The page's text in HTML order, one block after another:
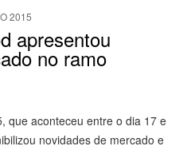
2015
apresentou
no ramo
que aconteceu entre o dia 17 e
novidades de mercado e